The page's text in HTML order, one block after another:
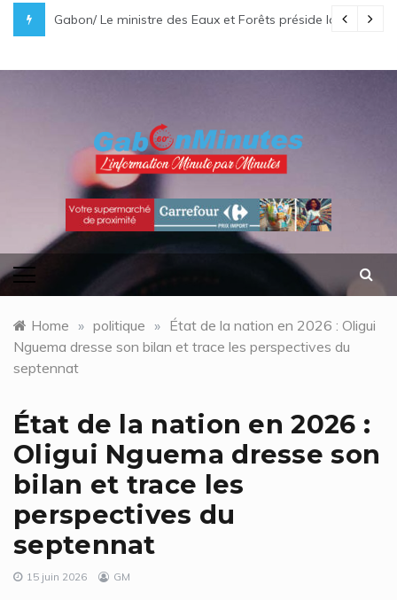
Ondimba rend hommage à un « passionné d’Afrique »
Gabon/ Le ministre des Eaux et Forêts préside la réunion
gabonminutes.com
l'information minutes par minutes
Home » politique » État de la nation en 2026 : Oligui
Nguema dresse son bilan et trace les perspectives du
septennat
État de la nation en 2026 :
Oligui Nguema dresse son
bilan et trace les
perspectives du
septennat
15 juin 2026 GM